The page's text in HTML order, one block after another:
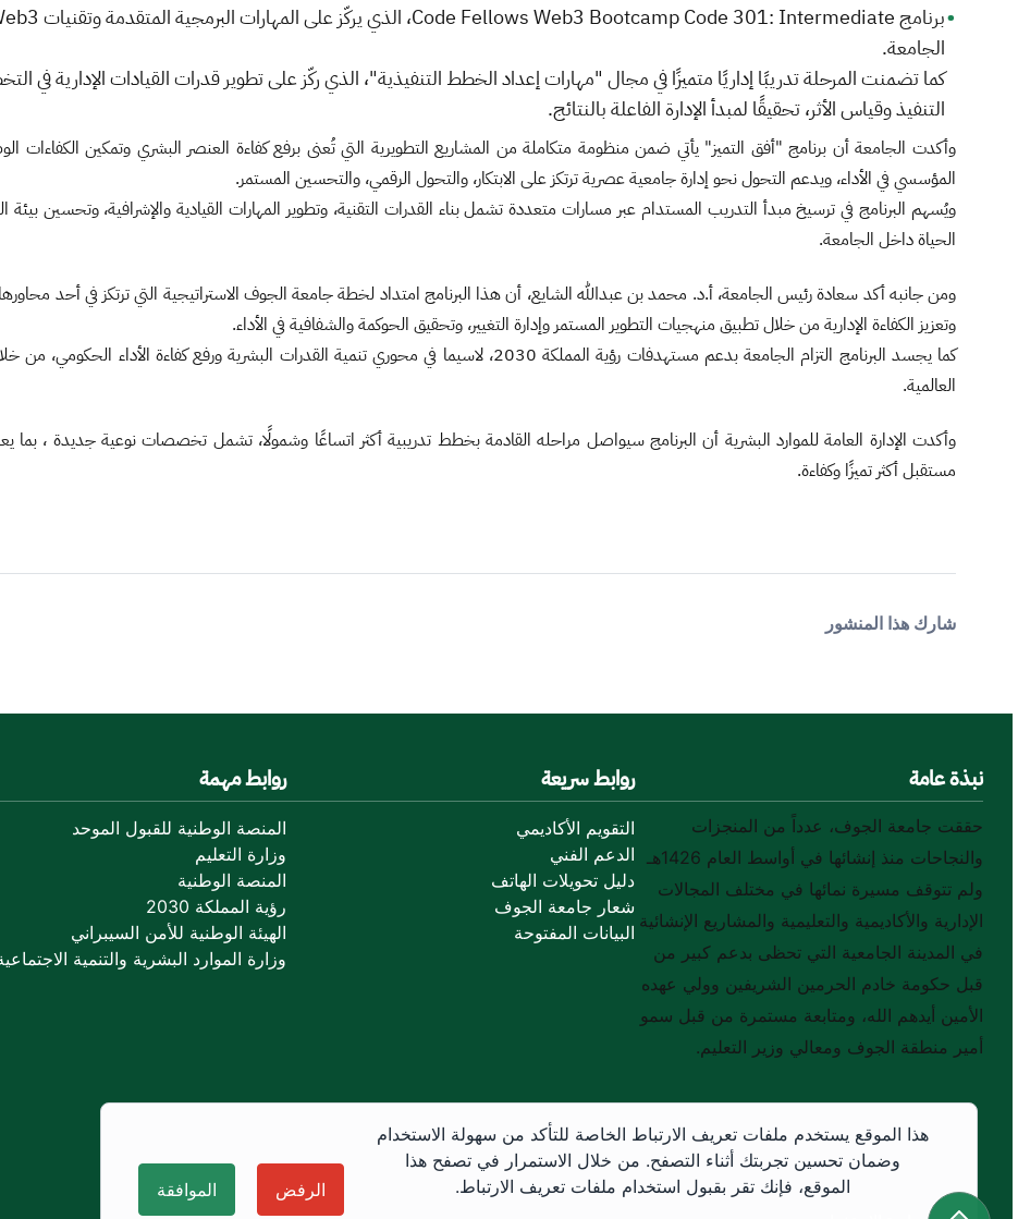
الجامعة.
كما تضمنت المرحلة تدريبًا إداريًا متميزًا في مجال "مهارات إعداد الخطط التنفيذية"، الذي ركّز على تطوير قدرات القيادات الإدارية في
التنفيذ وقياس الأثر، تحقيقًا لمبدأ الإدارة الفاعلة بالنتائج.
وأكدت الجامعة أن برنامج "أفق التميز" يأتي ضمن منظومة متكاملة من المشاريع التطويرية التي تُعنى برفع كفاءة العنصر البشري وتمكين الكفاءات
المؤسسي في الأداء، ويدعم التحول نحو إدارة جامعية عصرية ترتكز على الابتكار، والتحول الرقمي، والتحسين المستمر.
ويُسهم البرنامج في ترسيخ مبدأ التدريب المستدام عبر مسارات متعددة تشمل بناء القدرات التقنية، وتطوير المهارات القيادية والإشرافية، وتحسين
الحياة داخل الجامعة.
ومن جانبه أكد سعادة رئيس الجامعة، أ.د. محمد بن عبدالله الشايع، أن هذا البرنامج امتداد لخطة جامعة الجوف الاستراتيجية التي ترتكز في أحد محاورها
وتعزيز الكفاءة الإدارية من خلال تطبيق منهجيات التطوير المستمر وإدارة التغيير، وتحقيق الحوكمة والشفافية في الأداء.
كما يجسد البرنامج التزام الجامعة بدعم مستهدفات رؤية المملكة 2030، لاسيما في محوري تنمية القدرات البشرية
العالمية.
وأكدت الإدارة العامة للموارد البشرية أن البرنامج سيواصل مراحله القادمة بخطط تدريبية أكثر اتساعًا وشمولًا، تشمل تخصصات نوعية جديدة ، بما
مستقبل أكثر تميزًا وكفاءة.
شارك هذا المنشور
نبذة عامة
حققت جامعة الجوف، عدداً من المنجزات
والنجاحات منذ إنشائها في أواسط العام 1426هـ
ولم تتوقف مسيرة نمائها في مختلف المجالات
الإدارية والأكاديمية والتعليمية والمشاريع الإنشائية
في المدينة الجامعية التي تحظى بدعم كبير من
قبل حكومة خادم الحرمين الشريفين وولي عهده
الأمين أيدهم الله، ومتابعة مستمرة من قبل سمو
أمير منطقة الجوف ومعالي وزير التعليم.
روابط سريعة
التقويم الأكاديمي
الدعم الفني
دليل تحويلات الهاتف
شعار جامعة الجوف
البيانات المفتوحة
روابط مهمة
المنصة الوطنية للقبول الموحد
وزارة التعليم
المنصة الوطنية
رؤية المملكة 2030
الهيئة الوطنية للأمن السيبراني
وزارة الموارد البشرية والتنمية الاجتماعية
هذا الموقع يستخدم ملفات تعريف الارتباط الخاصة للتأكد من سهولة الاستخدام
وضمان تحسين تجربتك أثناء التصفح. من خلال الاستمرار في تصفح هذا
الموقع، فإنك تقر بقبول استخدام ملفات تعريف الارتباط.
الرفض الموافقة